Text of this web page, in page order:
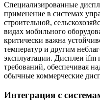
Специализированные
применение в системах
строительной,
видах мобильного
критически важна
температур и другим
эксплуатации. Дисплеи ifm
требований, обеспечивая
обычные коммерческие
Интеграция с